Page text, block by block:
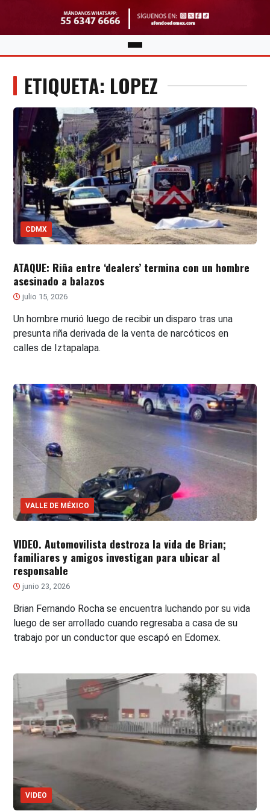
ETIQUETA: LOPEZ
CDMX
ATAQUE: Riña entre ‘dealers’ termina con un hombre
asesinado a balazos
julio 15, 2026
Un hombre murió luego de recibir un disparo tras una
presunta riña derivada de la venta de narcóticos en
calles de Iztapalapa.
VALLE DE MÉXICO
VIDEO. Automovilista destroza la vida de Brian;
familiares y amigos investigan para ubicar al
responsable
junio 23, 2026
Brian Fernando Rocha se encuentra luchando por su vida
luego de ser arrollado cuando regresaba a casa de su
trabajo por un conductor que escapó en Edomex.
VIDEO